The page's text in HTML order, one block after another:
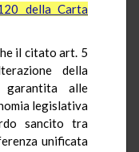
della Carta
il citato art. 5
della
garantita alle
legislativa
sancito tra
unificata